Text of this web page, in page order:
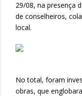
29/08, na presença
de conselheiros,
local.
No total, foram
obras, que